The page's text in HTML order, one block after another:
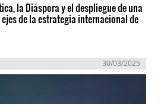
la Diáspora y el despliegue de una
de la estrategia internacional de
30/03/2025